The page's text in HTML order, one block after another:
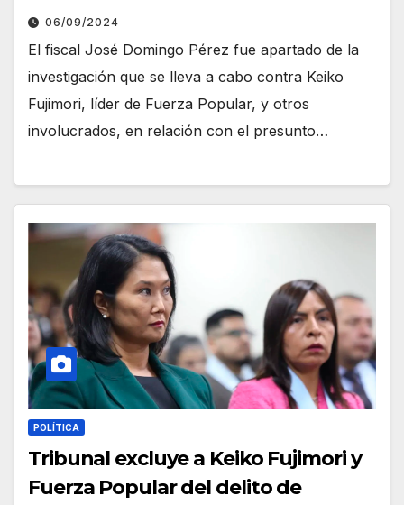
06/09/2024
El fiscal José Domingo Pérez fue apartado de la
investigación que se lleva a cabo contra Keiko
Fujimori, líder de Fuerza Popular, y otros
involucrados, en relación con el presunto…
POLÍTICA
Tribunal excluye a Keiko Fujimori y
Fuerza Popular del delito de